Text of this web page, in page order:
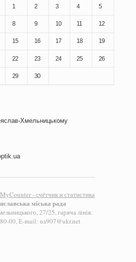
1 2 3 4 5
8 9 10 11 12
15 16 17 18 19
22 23 24 25 26
29 30
Хмельницькому
міська рада
27/25, гаряча лінія:
00, E-mail: ua907@ukr.net